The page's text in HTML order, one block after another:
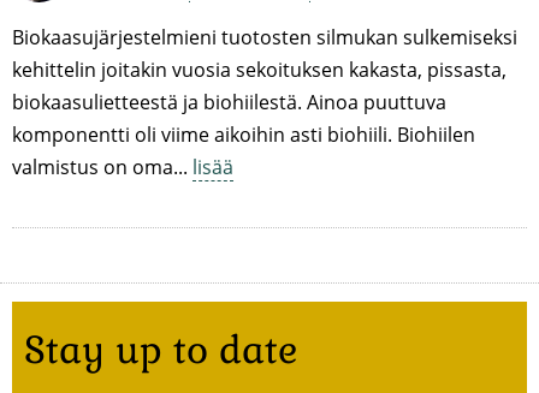
Biokaasujärjestelmieni tuotosten silmukan sulkemiseksi
kehittelin joitakin vuosia sekoituksen kakasta, pissasta,
biokaasulietteestä ja biohiilestä. Ainoa puuttuva
komponentti oli viime aikoihin asti biohiili. Biohiilen
valmistus on oma... lisää
Stay up to date